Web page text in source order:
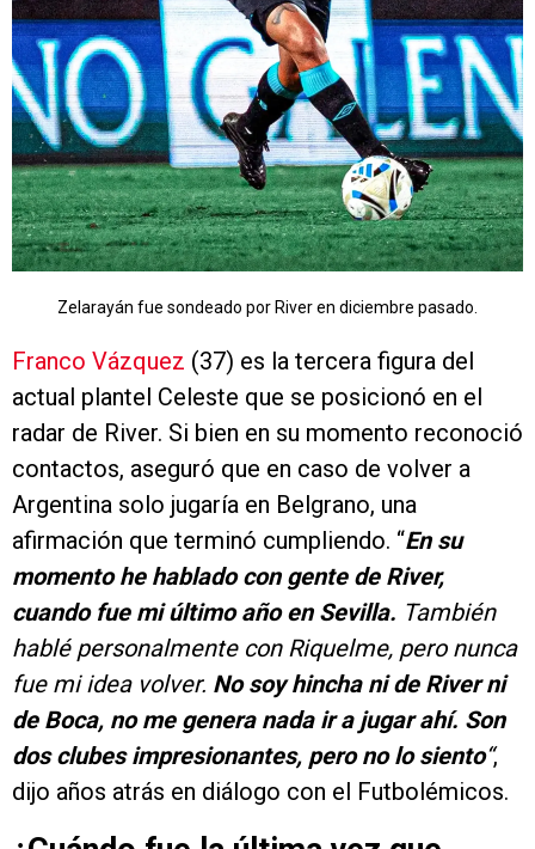
Zelarayán fue sondeado por River en diciembre pasado.
Franco Vázquez (37) es la tercera figura del
actual plantel Celeste que se posicionó en el
radar de River. Si bien en su momento reconoció
contactos, aseguró que en caso de volver a
Argentina solo jugaría en Belgrano, una
afirmación que terminó cumpliendo. “En su
momento he hablado con gente de River,
cuando fue mi último año en Sevilla. También
hablé personalmente con Riquelme, pero nunca
fue mi idea volver. No soy hincha ni de River ni
de Boca, no me genera nada ir a jugar ahí. Son
dos clubes impresionantes, pero no lo siento“,
dijo años atrás en diálogo con el Futbolémicos.